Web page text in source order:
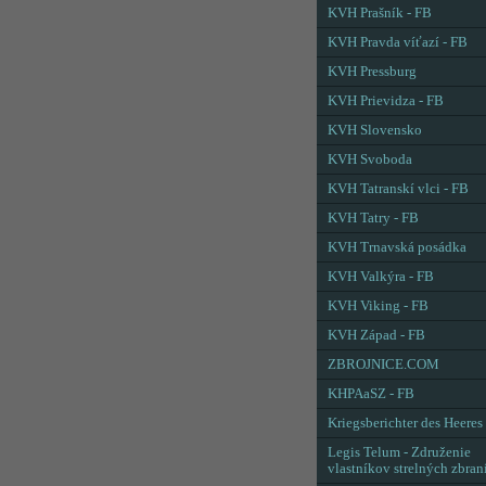
KVH Prašník - FB
KVH Pravda víťazí - FB
KVH Pressburg
KVH Prievidza - FB
KVH Slovensko
KVH Svoboda
KVH Tatranskí vlci - FB
KVH Tatry - FB
KVH Trnavská posádka
KVH Valkýra - FB
KVH Viking - FB
KVH Západ - FB
ZBROJNICE.COM
KHPAaSZ - FB
Kriegsberichter des Heeres
Legis Telum - Združenie
vlastníkov strelných